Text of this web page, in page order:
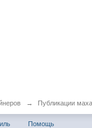
→ Публикации
Помощь